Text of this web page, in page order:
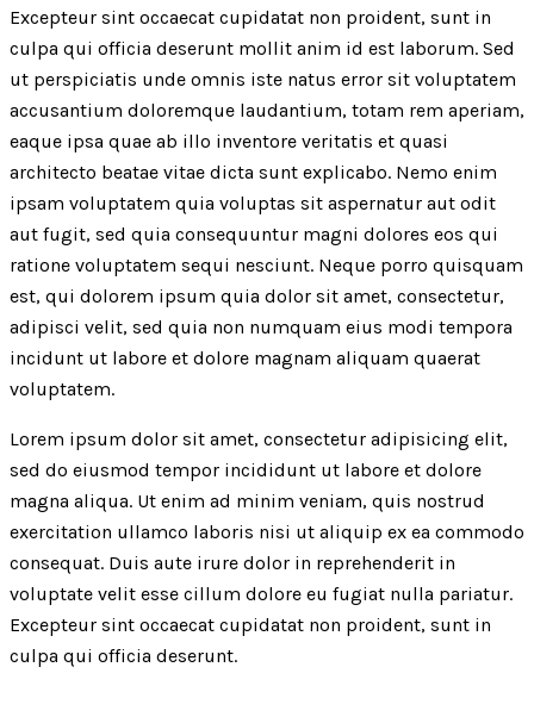
Excepteur sint occaecat cupidatat non proident, sunt in
culpa qui officia deserunt mollit anim id est laborum. Sed
ut perspiciatis unde omnis iste natus error sit voluptatem
accusantium doloremque laudantium, totam rem aperiam,
eaque ipsa quae ab illo inventore veritatis et quasi
architecto beatae vitae dicta sunt explicabo. Nemo enim
ipsam voluptatem quia voluptas sit aspernatur aut odit
aut fugit, sed quia consequuntur magni dolores eos qui
ratione voluptatem sequi nesciunt. Neque porro quisquam
est, qui dolorem ipsum quia dolor sit amet, consectetur,
adipisci velit, sed quia non numquam eius modi tempora
incidunt ut labore et dolore magnam aliquam quaerat
voluptatem.
Lorem ipsum dolor sit amet, consectetur adipisicing elit,
sed do eiusmod tempor incididunt ut labore et dolore
magna aliqua. Ut enim ad minim veniam, quis nostrud
exercitation ullamco laboris nisi ut aliquip ex ea commodo
consequat. Duis aute irure dolor in reprehenderit in
voluptate velit esse cillum dolore eu fugiat nulla pariatur.
Excepteur sint occaecat cupidatat non proident, sunt in
culpa qui officia deserunt.